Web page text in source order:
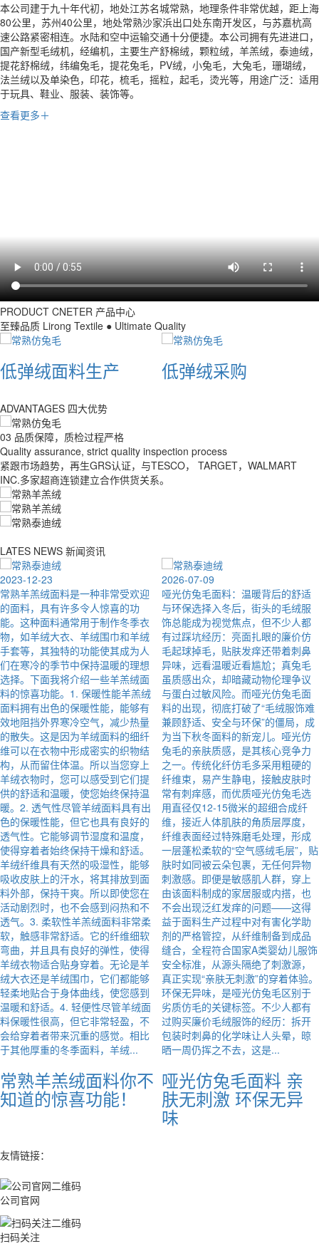
本公司建于九十年代初，地处江苏名城常熟，地理条件非常优越，距上海
80公里，苏州40公里，地处常熟沙家浜出口处东南开发区，与苏嘉杭高
速公路紧密相连。水陆和空中运输交通十分便捷。本公司拥有先进进口，
国产新型毛绒机，经编机，主要生产舒棉绒，颗粒绒，羊羔绒，泰迪绒，
提花舒棉绒，纬编兔毛，提花兔毛，PV绒，小兔毛，大兔毛，珊瑚绒，
法兰绒以及单染色，印花，梳毛，摇粒，起毛，烫光等，用途广泛：适用
于玩具、鞋业、服装、装饰等。
查看更多＋
PRODUCT CNETER 产品中心
至臻品质 Lirong Textile ● Ultimate Quality
低弹绒面料生产 低弹绒采购
ADVANTAGES 四大优势
03 品质保障，质检过程严格
Quality assurance, strict quality inspection process
紧跟市场趋势，再生GRS认证，与TESCO， TARGET，WALMART
INC.多家超商连锁建立合作供货关系。
LATES NEWS 新闻资讯
2023-12-23
常熟羊羔绒面料是一种非常受欢迎
的面料，具有许多令人惊喜的功
能。这种面料通常用于制作冬季衣
物，如羊绒大衣、羊绒围巾和羊绒
手套等，其独特的功能使其成为人
们在寒冷的季节中保持温暖的理想
选择。下面我将介绍一些羊羔绒面
料的惊喜功能。1. 保暖性能羊羔绒
面料拥有出色的保暖性能，能够有
效地阻挡外界寒冷空气，减少热量
的散失。这是因为羊绒面料的细纤
维可以在衣物中形成密实的织物结
构，从而留住体温。所以当您穿上
羊绒衣物时，您可以感受到它们提
供的舒适和温暖，使您始终保持温
暖。2. 透气性尽管羊绒面料具有出
色的保暖性能，但它也具有良好的
透气性。它能够调节湿度和温度，
使得穿着者始终保持干燥和舒适。
羊绒纤维具有天然的吸湿性，能够
吸收皮肤上的汗水，将其排放到面
料外部，保持干爽。所以即使您在
活动剧烈时，也不会感到闷热和不
透气。3. 柔软性羊羔绒面料非常柔
软，触感非常舒适。它的纤维细软
弯曲，并且具有良好的弹性，使得
羊绒衣物适合贴身穿着。无论是羊
绒大衣还是羊绒围巾，它们都能够
轻柔地贴合于身体曲线，使您感到
温暖和舒适。4. 轻便性尽管羊绒面
料保暖性很高，但它非常轻盈，不
会给穿着者带来沉重的感觉。相比
于其他厚重的冬季面料，羊绒...
常熟羊羔绒面料你不
知道的惊喜功能！
2026-07-09
哑光仿兔毛面料：温暖背后的舒适
与环保选择入冬后，街头的毛绒服
饰总能成为视觉焦点，但不少人都
有过踩坑经历：亮面扎眼的廉价仿
毛起球掉毛，贴肤发痒还带着刺鼻
异味，远看温暖近看尴尬；真兔毛
虽质感出众，却暗藏动物伦理争议
与蛋白过敏风险。而哑光仿兔毛面
料的出现，彻底打破了“毛绒服饰难
兼顾舒适、安全与环保”的僵局，成
为当下秋冬面料的新宠儿。哑光仿
兔毛的亲肤质感，是其核心竞争力
之一。传统化纤仿毛多采用粗硬的
纤维束，易产生静电，接触皮肤时
常有刺痒感，而优质哑光仿兔毛选
用直径仅12-15微米的超细合成纤
维，接近人体肌肤的角质层厚度，
纤维表面经过特殊磨毛处理，形成
一层蓬松柔软的“空气感绒毛层”，贴
肤时如同被云朵包裹，无任何异物
刺激感。即便是敏感肌人群，穿上
由该面料制成的家居服或内搭，也
不会出现泛红发痒的问题——这得
益于面料生产过程中对有害化学助
剂的严格管控，从纤维制备到成品
缝合，全程符合国家A类婴幼儿服饰
安全标准，从源头隔绝了刺激源，
真正实现“亲肤无刺激”的穿着体验。
环保无异味，是哑光仿兔毛区别于
劣质仿毛的关键标签。不少人都有
过购买廉价毛绒服饰的经历：拆开
包装时刺鼻的化学味让人头晕，晾
晒一周仍挥之不去，这是...
哑光仿兔毛面料 亲
肤无刺激 环保无异
味
友情链接：
公司官网
扫码关注